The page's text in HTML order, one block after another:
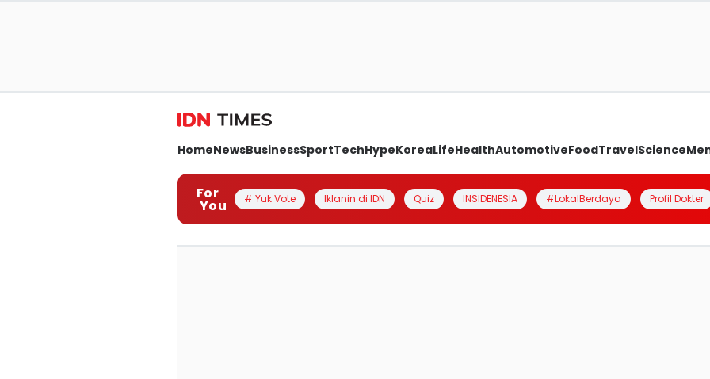
HomeNewsBusinessSportTechHypeKoreaLifeHealthAutomotiveFoodTravelScience
For
You # Yuk Vote Iklanin di IDN Quiz INSIDENESIA #LokalBerdaya Profil Dokter